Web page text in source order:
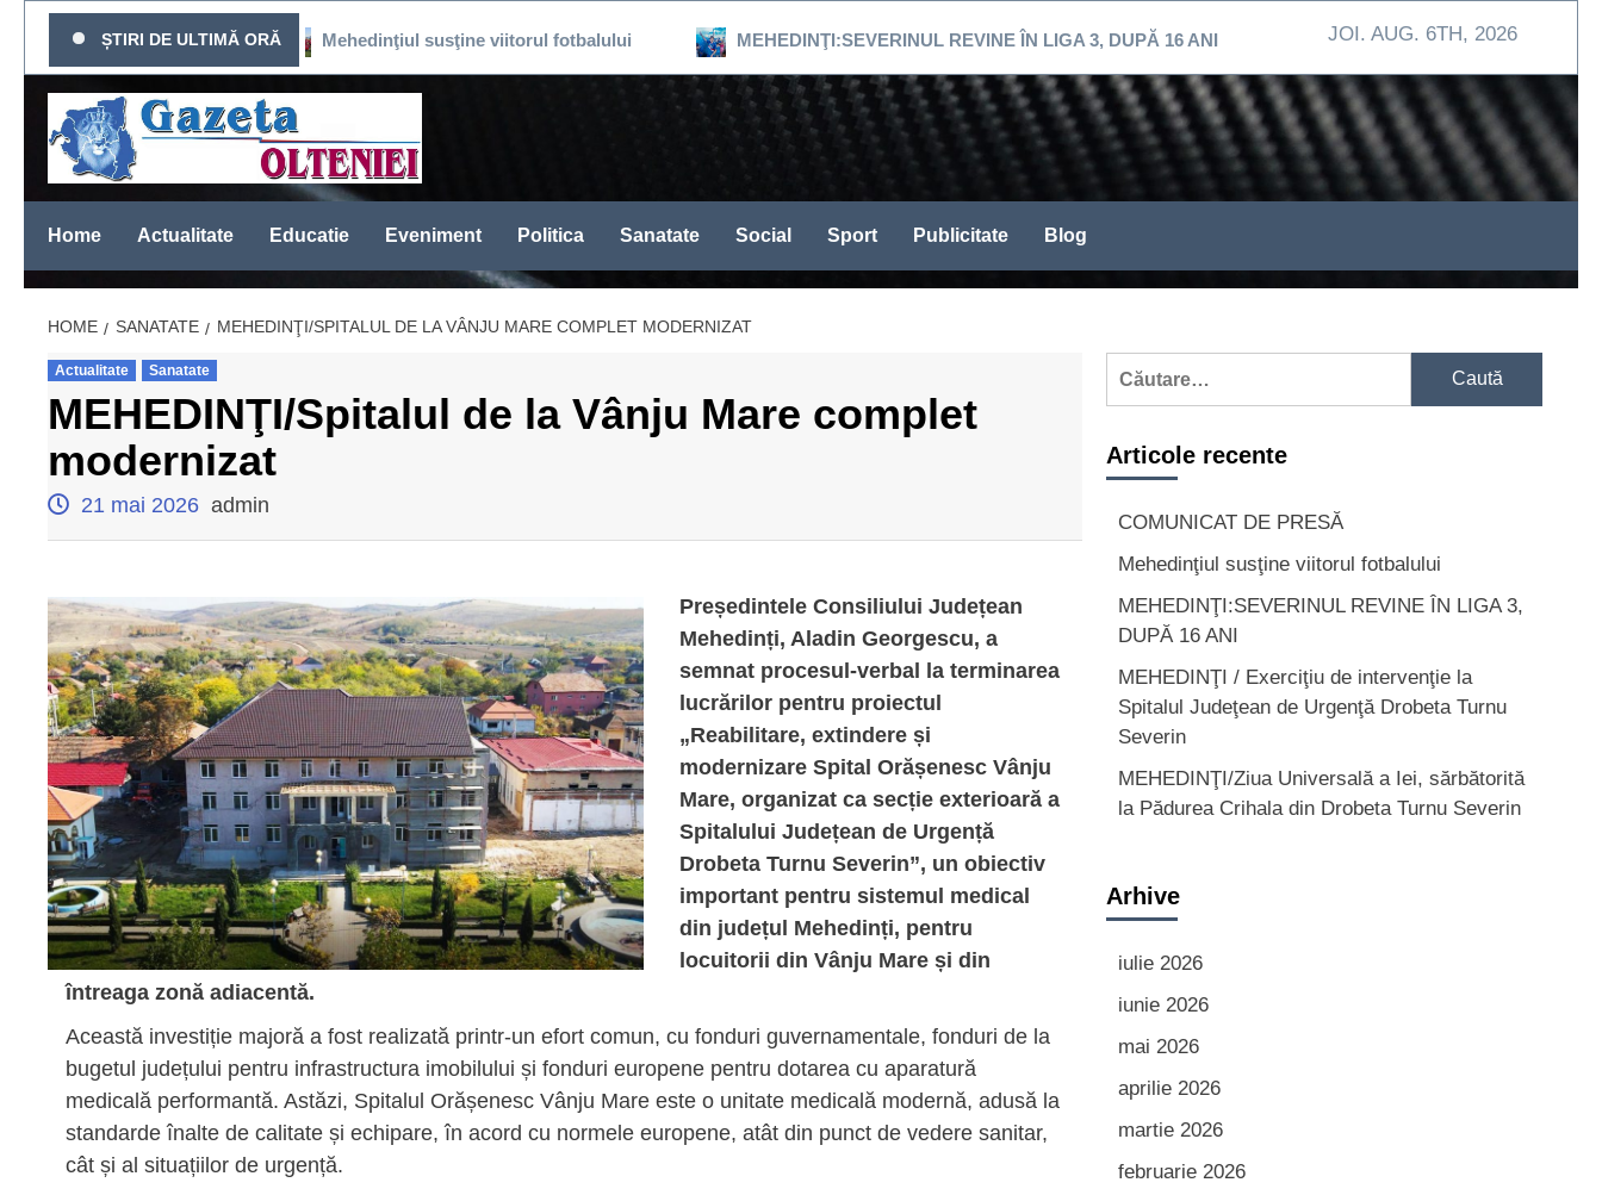
Sari
conținut
ȘTIRI DE ULTIMĂ ORĂ
DE PRESĂ Mehedinţiul susţine viitorul fotbalului MEHEDINŢI:SEVERINUL REVINE ÎN LIGA 3, DUPĂ 16 ANI MEHEDINŢI / Exerciţiu de intervenţie la
JOI. AUG. 6TH, 2026
Home Actualitate Educatie Eveniment Politica Sanatate Social Sport Publicitate Blog
HOME SANATATE MEHEDINŢI/SPITALUL DE LA VÂNJU MARE COMPLET MODERNIZAT
Actualitate Sanatate
MEHEDINŢI/Spitalul de la Vânju Mare complet
modernizat
21 mai 2026 admin
Președintele Consiliului Județean
Mehedinți, Aladin Georgescu, a
semnat procesul-verbal la terminarea
lucrărilor pentru proiectul
„Reabilitare, extindere și
modernizare Spital Orășenesc Vânju
Mare, organizat ca secție exterioară a
Spitalului Județean de Urgență
Drobeta Turnu Severin”, un obiectiv
important pentru sistemul medical
din județul Mehedinți, pentru
locuitorii din Vânju Mare și din
întreaga zonă adiacentă.
Această investiție majoră a fost realizată printr-un efort comun, cu fonduri guvernamentale, fonduri de la
bugetul județului pentru infrastructura imobilului și fonduri europene pentru dotarea cu aparatură
medicală performantă. Astăzi, Spitalul Orășenesc Vânju Mare este o unitate medicală modernă, adusă la
standarde înalte de calitate și echipare, în acord cu normele europene, atât din punct de vedere sanitar,
cât și al situațiilor de urgență.
Articole recente
COMUNICAT DE PRESĂ
Mehedinţiul susţine viitorul fotbalului
MEHEDINŢI:SEVERINUL REVINE ÎN LIGA 3,
DUPĂ 16 ANI
MEHEDINŢI / Exerciţiu de intervenţie la
Spitalul Judeţean de Urgenţă Drobeta Turnu
Severin
MEHEDINŢI/Ziua Universală a Iei, sărbătorită
la Pădurea Crihala din Drobeta Turnu Severin
Arhive
iulie 2026
iunie 2026
mai 2026
aprilie 2026
martie 2026
februarie 2026